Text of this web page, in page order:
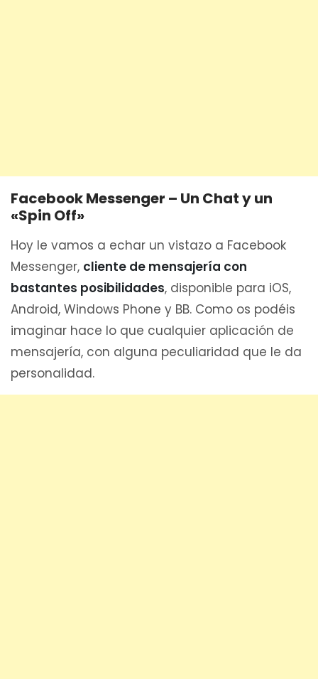
Facebook Messenger – Un Chat y un
«Spin Off»
Hoy le vamos a echar un vistazo a Facebook
Messenger, cliente de mensajería con
bastantes posibilidades, disponible para iOS,
Android, Windows Phone y BB. Como os podéis
imaginar hace lo que cualquier aplicación de
mensajería, con alguna peculiaridad que le da
personalidad.